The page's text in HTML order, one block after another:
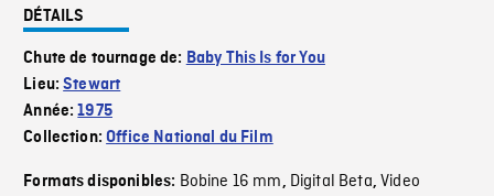
DÉTAILS
Chute de tournage de: Baby This Is for You
Lieu:Stewart
Année:1975
Collection:Office National du Film
Formats disponibles: Bobine 16 mm, Digital Beta,Video